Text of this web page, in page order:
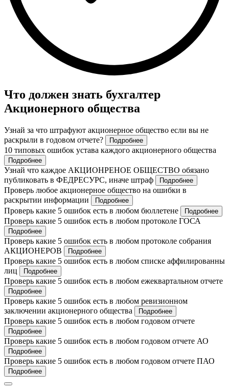
Что должен знать бухгалтер
Акционерного общества
Узнай за что штрафуют акционерное общество если вы не
раскрыли в годовом отчете?
Подробнее
10 типовых ошибок устава каждого акционерного общества
Подробнее
Узнай что каждое АКЦИОНРЕНОЕ ОБЩЕСТВО обязано
публиковать в ФЕДРЕСУРС, иначе штраф
Подробнее
Проверь любое акционерное общество на ошибки в
раскрытии информации
Подробнее
Проверь какие 5 ошибок есть в любом бюллетене Подробнее
Проверь какие 5 ошибок есть в любом протоколе ГОСА
Подробнее
Проверь какие 5 ошибок есть в любом протоколе собрания
АКЦИОНЕРОВ
Подробнее
Проверь какие 5 ошибок есть в любом списке аффилированны
лиц
Подробнее
Проверь какие 5 ошибок есть в любом ежеквартальном отчете
Подробнее
Проверь какие 5 ошибок есть в любом ревизионном
заключении акционерного общества
Подробнее
Проверь какие 5 ошибок есть в любом годовом отчете
Подробнее
Проверь какие 5 ошибок есть в любом годовом отчете АО
Подробнее
Проверь какие 5 ошибок есть в любом годовом отчете ПАО
Подробнее